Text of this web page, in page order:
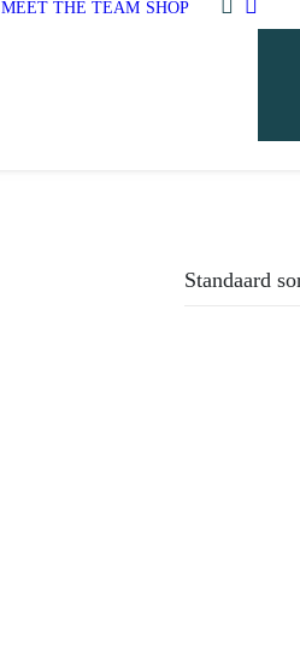
MEET THE TEAM SHOP